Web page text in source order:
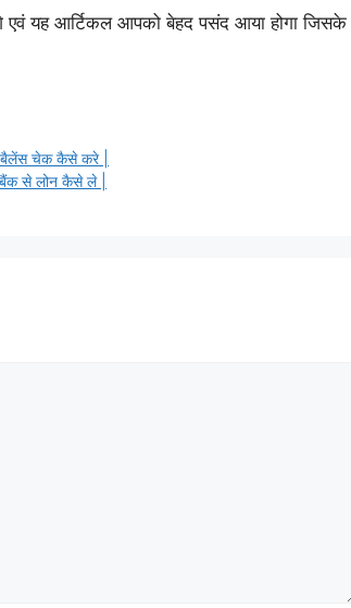
एवं यह आर्टिकल आपको बेहद पसंद आया होगा जिसके
चेक कैसे करे |
से लोन कैसे ले |